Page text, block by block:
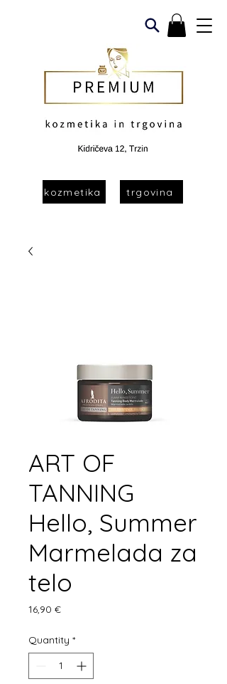
trgovina
kozmetika
ART OF
TANNING
Hello, Summer
Marmelada za
telo
16,90 €Price
Quantity *